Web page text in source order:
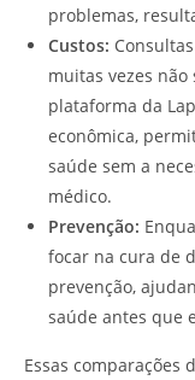
problemas,
Custos:
muitas vezes
plataforma da
econômica,
saúde sem a
médico.
Prevenção:
focar na cura de
prevenção,
saúde antes que
Essas comparações